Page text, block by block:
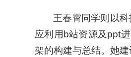
王春霄同学则以
应利用b站资源及ppt
架的构建与总结。她